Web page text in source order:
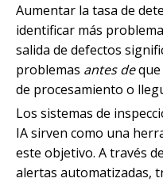
Aumentar la tasa de
identificar más
salida de defectos
problemas antes de
de procesamiento o
Los sistemas de
IA sirven como una
este objetivo. A través
alertas automatizadas,